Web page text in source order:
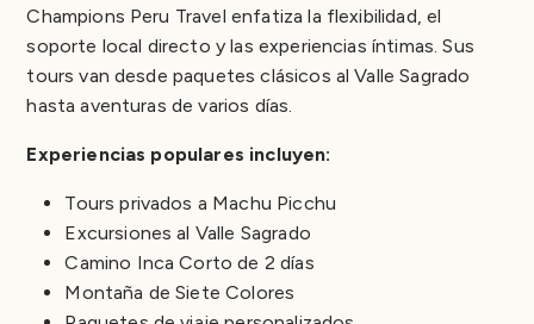
Champions Peru Travel enfatiza la flexibilidad, el
soporte local directo y las experiencias íntimas. Sus
tours van desde paquetes clásicos al Valle Sagrado
hasta aventuras de varios días.
Experiencias populares incluyen:
Tours privados a Machu Picchu
Excursiones al Valle Sagrado
Camino Inca Corto de 2 días
Montaña de Siete Colores